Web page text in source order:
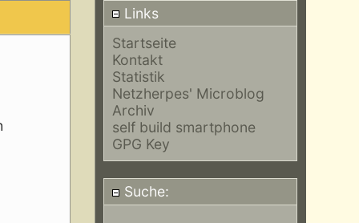
Links
Startseite
Kontakt
Statistik
Netzherpes' Microblog
Archiv
self build smartphone
GPG Key
Suche: